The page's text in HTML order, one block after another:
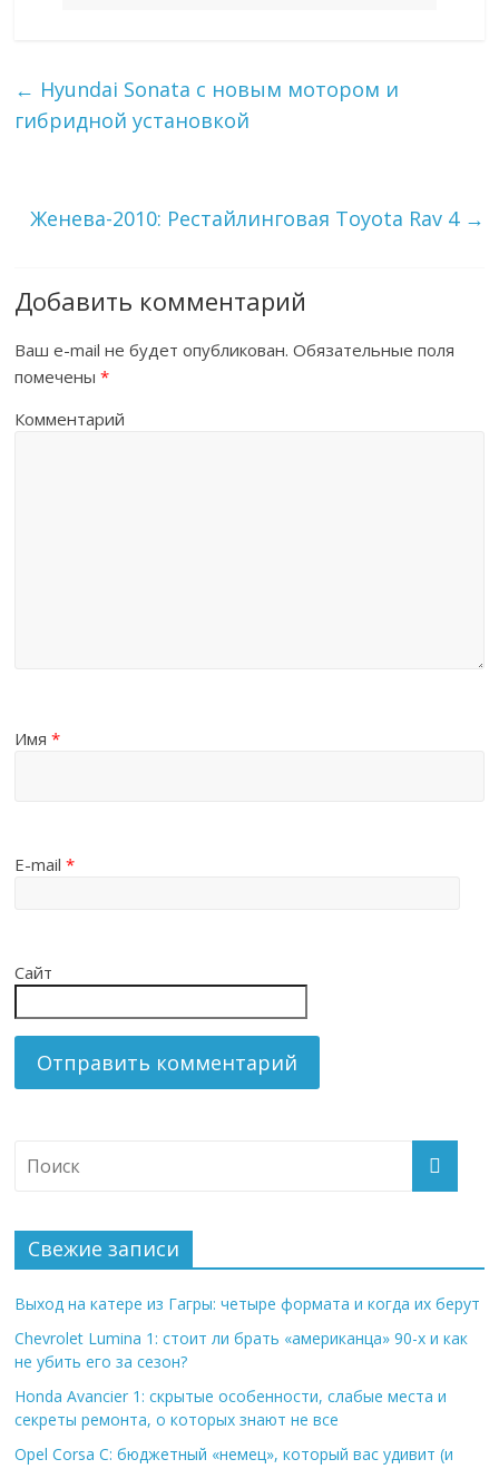
← Hyundai Sonata с новым мотором и
гибридной установкой
Женева-2010: Рестайлинговая Toyota Rav 4 →
Добавить комментарий
Ваш e-mail не будет опубликован. Обязательные поля
помечены*
Комментарий
Имя*
E-mail*
Сайт
Свежие записи
Выход на катере из Гагры: четыре формата и когда их берут
Chevrolet Lumina 1: стоит ли брать «американца» 90-х и как
не убить его за сезон?
Honda Avancier 1: скрытые особенности, слабые места и
секреты ремонта, о которых знают не все
Opel Corsa C: бюджетный «немец», который вас удивит (и